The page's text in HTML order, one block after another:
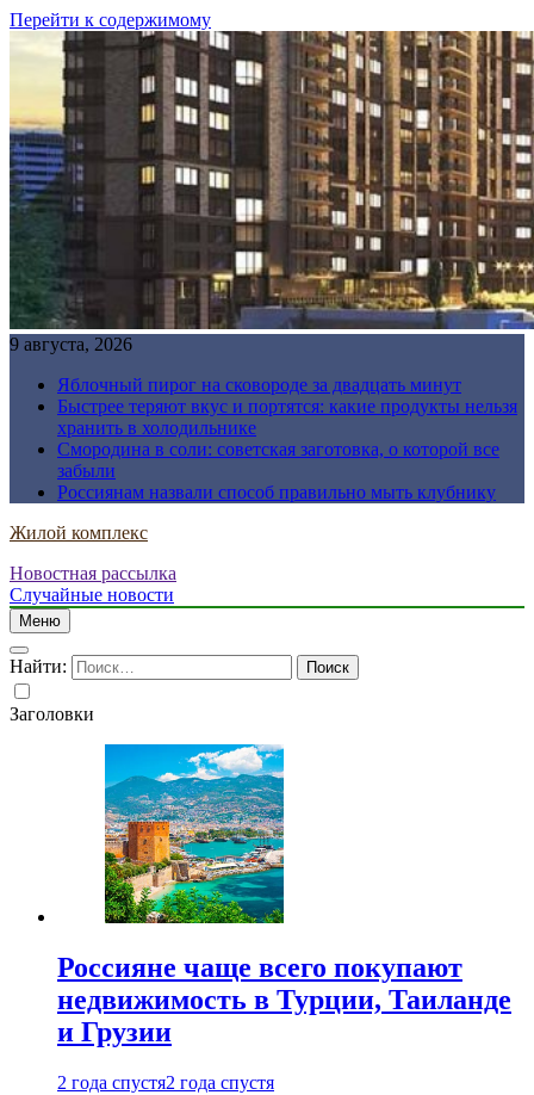
Перейти к содержимому
9 августа, 2026
Яблочный пирог на сковороде за двадцать минут
Быстрее теряют вкус и портятся: какие продукты нельзя
хранить в холодильнике
Смородина в соли: советская заготовка, о которой все
забыли
Россиянам назвали способ правильно мыть клубнику
Жилой комплекс
Новостная рассылка
Случайные новости
Меню
Найти:
Заголовки
Россияне чаще всего покупают
недвижимость в Турции, Таиланде
и Грузии
2 года спустя2 года спустя